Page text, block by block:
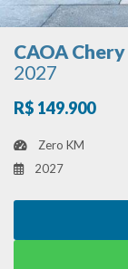
CAOA
2027
R$ 149.900
Zero KM
2027